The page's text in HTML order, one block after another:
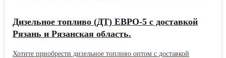
Дизельное топливо (ДТ) ЕВРО-5 с доставкой
Рязань и Рязанская область.
Хотите приобрести дизельное топливо оптом с доставкой